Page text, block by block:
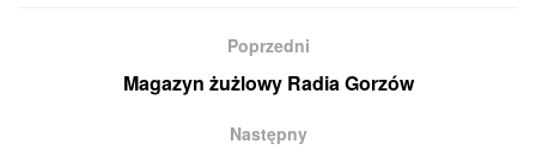
Poprzedni
Magazyn żużlowy Radia Gorzów
Następny